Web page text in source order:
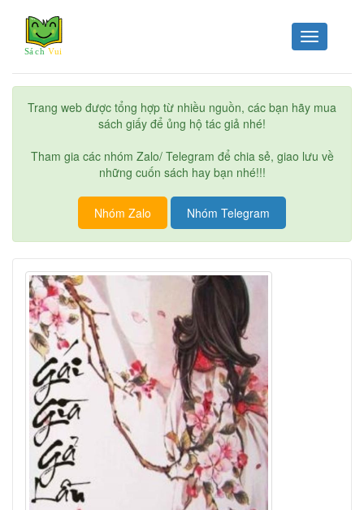
Toggle
navigation
Trang web được tổng hợp từ nhiều nguồn, các bạn hãy mua
sách giấy để ủng hộ tác giả nhé!
Tham gia các nhóm Zalo/ Telegram để chia sẻ, giao lưu về
những cuốn sách hay bạn nhé!!!
Nhóm Zalo Nhóm Telegram